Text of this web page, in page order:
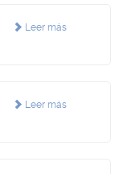
Leer más
Leer más